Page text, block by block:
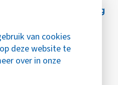
van cookies
deze website te
over in onze